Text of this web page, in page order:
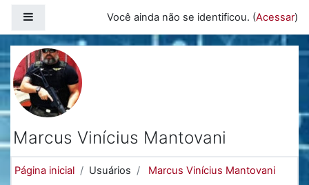
Você ainda não se identificou. (Acessar)
Marcus Vinícius Mantovani
Página inicial Usuários
Marcus Vinícius Mantovani